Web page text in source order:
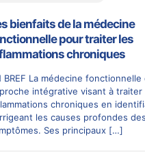
bienfaits de la médecine
pour traiter les
chroniques
BREF La médecine
intégrative visant à traiter
chroniques en
les causes profondes des
Ses principaux […]